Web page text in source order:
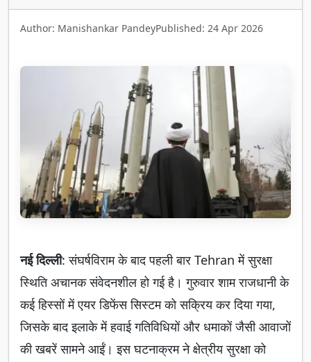
Author: Manishankar PandeyPublished: 24 Apr 2026
नई दिल्ली: संघर्षविराम के बाद पहली बार Tehran में सुरक्षा
स्थिति अचानक संवेदनशील हो गई है। गुरुवार शाम राजधानी के
कई हिस्सों में एयर डिफेंस सिस्टम को सक्रिय कर दिया गया,
जिसके बाद इलाके में हवाई गतिविधियों और धमाकों जैसी आवाजों
की खबरें सामने आईं। इस घटनाक्रम ने क्षेत्रीय सुरक्षा को